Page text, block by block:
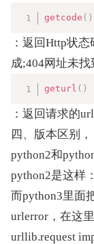
getcode ( )
：返回Http状
成;404网址未找
geturl ( )
：返回请求的url
四、版本区别
python2和
python2是这样
而python3里面
urlerror，在这
urllib.request